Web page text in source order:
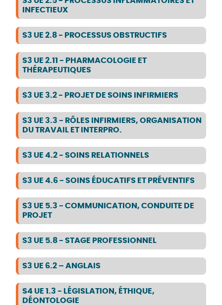
INFECTIEUX
S3 UE 2.8 - PROCESSUS OBSTRUCTIFS
S3 UE 2.11 - PHARMACOLOGIE ET
THÉRAPEUTIQUES
S3 UE 3.2 - PROJET DE SOINS INFIRMIERS
S3 UE 3.3 - RÔLES INFIRMIERS, ORGANISATION
DU TRAVAIL ET INTERPRO.
S3 UE 4.2 - SOINS RELATIONNELS
S3 UE 4.6 - SOINS ÉDUCATIFS ET PRÉVENTIFS
S3 UE 5.3 - COMMUNICATION, CONDUITE DE
PROJET
S3 UE 5.8 - STAGE PROFESSIONNEL
S3 UE 6.2 – ANGLAIS
S4 UE 1.3 - LÉGISLATION, ÉTHIQUE,
DÉONTOLOGIE